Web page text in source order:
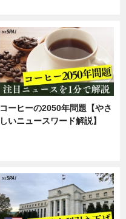
コーヒーの2050年問題【やさ
しいニュースワード解説】